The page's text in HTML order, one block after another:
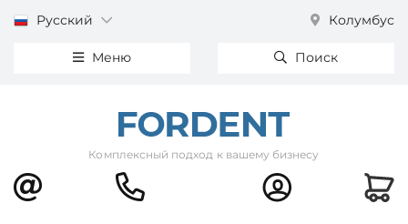
Русский Колумбус
Меню Поиск
Комплексный подход к вашему бизнесу